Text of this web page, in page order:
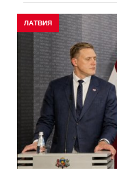
ЛАТВИЯ